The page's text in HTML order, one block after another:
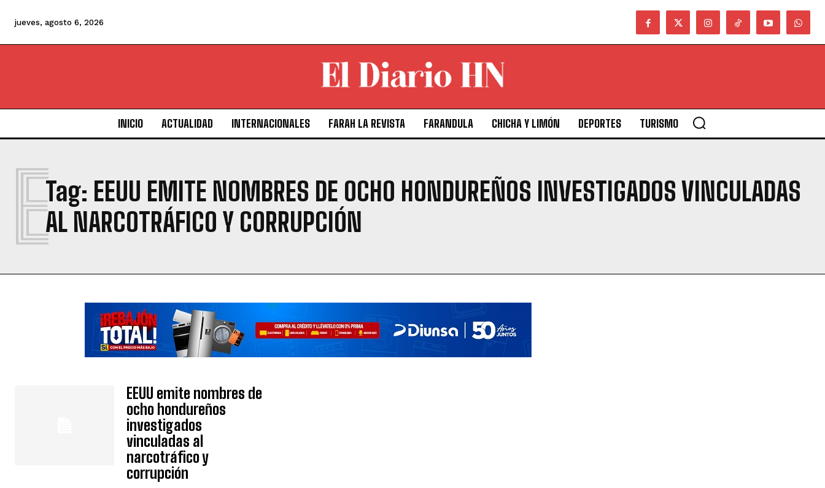
jueves, agosto 6, 2026
INICIO ACTUALIDAD INTERNACIONALES FARAH LA REVISTA FARANDULA CHICHA Y LIMÓN DEPORTES TURISMO
Tag: EEUU EMITE NOMBRES DE OCHO HONDUREÑOS INVESTIGADOS VINCULADAS
AL NARCOTRÁFICO Y CORRUPCIÓN
E
EEUU emite nombres de
ocho hondureños
investigados
vinculadas al
narcotráfico y
corrupción